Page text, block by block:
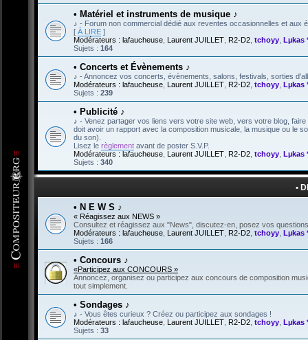
• Matériel et instruments de musique ♪
♪ - Forum non commercial dédié aux reventes occasionnelles et
[ À LIRE ]
Modérateurs : lafaucheuse Laurent JUILLET R2-D2 tchoyy Lµkas
Sujets : 164
• Concerts et Évènements ♪
♪ - Annoncez vos concerts, évènements, salons, festivals, sorties
Modérateurs : lafaucheuse Laurent JUILLET R2-D2 tchoyy Lµkas
Sujets : 239
• Publicité ♪
♪ - Venez partager vos liens vers votre site web, vers votre blog,
doit avoir un rapport avec la composition musicale, la musique ou le
du son).
Lisez le règlement avant de poster S.V.P.
Modérateurs : lafaucheuse Laurent JUILLET R2-D2 tchoyy Lµkas
Sujets : 340
•
• N E W S ♪
« Réagissez aux NEWS »
Consultez et réagissez aux "News", discutez-en, posez vos
Modérateurs : lafaucheuse Laurent JUILLET R2-D2 tchoyy Lµkas
Sujets : 166
• Concours ♪
«Participez aux CONCOURS »
Annoncez, organisez ou participez aux concours de composition
tout simplement.
• Sondages ♪
♪ - Vous êtes curieux ? Créez ou participez aux sondages !
Modérateurs : lafaucheuse Laurent JUILLET R2-D2 tchoyy Lµkas
Sujets : 33